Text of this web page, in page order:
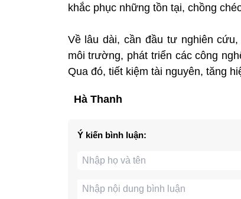
khắc phục những tồn tại, chồng
Về lâu dài, cần đầu tư nghiên
môi trường, phát triển các công
Qua đó, tiết kiệm tài nguyên, tăng
Hà Thanh
Ý kiến bình luận: